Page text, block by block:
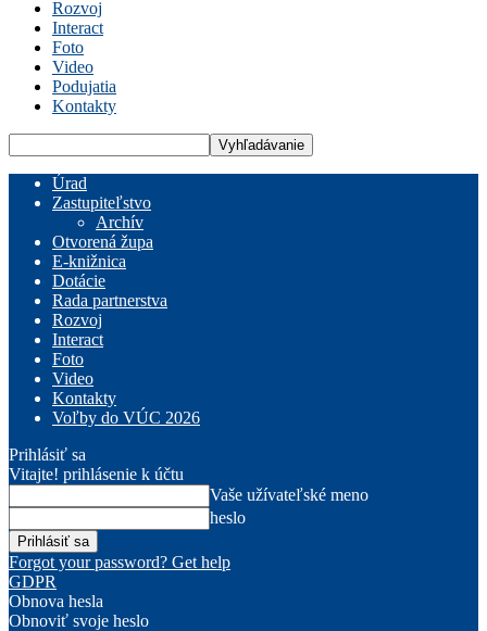
Rozvoj
Interact
Foto
Video
Podujatia
Kontakty
Úrad
Zastupiteľstvo
Archív
Otvorená župa
E-knižnica
Dotácie
Rada partnerstva
Rozvoj
Interact
Foto
Video
Kontakty
Voľby do VÚC 2026
Prihlásiť sa
Vitajte! prihlásenie k účtu
Vaše užívateľské meno
heslo
Forgot your password? Get help
GDPR
Obnova hesla
Obnoviť svoje heslo